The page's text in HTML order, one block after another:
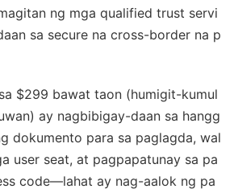
ng mga qualified trust servi
sa secure na cross-border na p
$299 bawat taon (humigit-kumul
ay nagbibigay-daan sa hangg
dokumento para sa paglagda, wal
user seat, at pagpapatunay sa pa
code—lahat ay nag-aalok ng pa